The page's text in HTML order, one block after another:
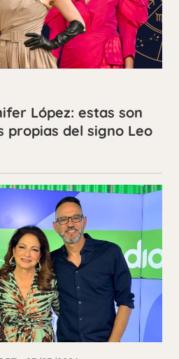
López: estas son
propias del signo Leo